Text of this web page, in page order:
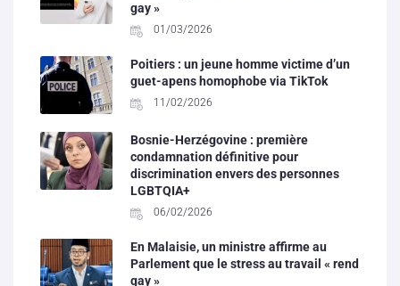
gay »
01/03/2026
Poitiers : un jeune homme victime d’un
guet-apens homophobe via TikTok
11/02/2026
Bosnie-Herzégovine : première
condamnation définitive pour
discrimination envers des personnes
LGBTQIA+
06/02/2026
En Malaisie, un ministre affirme au
Parlement que le stress au travail « rend
gay »